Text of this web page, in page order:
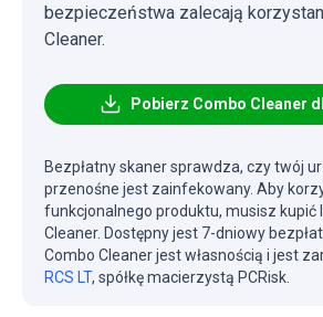
bezpieczeństwa zalecają
Cleaner.
Pobierz Combo Cleaner
Bezpłatny skaner sprawdza, czy twój
przenośne jest zainfekowany. Aby
funkcjonalnego produktu, musisz kupić
Cleaner. Dostępny jest 7-dniowy
Combo Cleaner jest własnością i jest
RCS LT, spółkę macierzystą PCRisk.